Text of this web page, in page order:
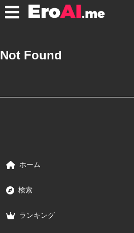
Not Found
ホーム
検索
ランキング